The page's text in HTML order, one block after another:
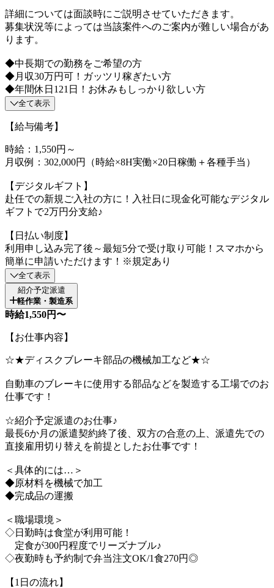
詳細については面談時にご説明させていただきます。
募集状況等によっては当該案件へのご案内が難しい場合があ
ります。
◆中長期での勤務をご希望の方
◆月収30万円可！ガッツリ稼ぎたい方
◆年間休日121日！お休みもしっかり欲しい方
全て表示
【給与備考】
時給：1,550円～
月収例：302,000円（時給×8H実働×20日稼働＋各種手当）
【デジタルギフト】
赴任での新規ご入社の方に！入社日に現金化可能なデジタル
ギフトで2万円分支給♪
【日払い制度】
利用申し込み完了後～最短5分で受け取り可能！スマホから
簡単に申請いただけます！※規定あり
全て表示
紹介予定派遣
軽作業・製造系
時給1,550円〜
【お仕事内容】
☆★ディスクブレーキ部品の機械加工など★☆
自動車のブレーキに使用する部品などを製造する工場でのお
仕事です！
☆紹介予定派遣のお仕事♪
最長6か月の派遣契約終了後、双方の合意の上、派遣先での
直接雇用切り替えを前提としたお仕事です！
＜具体的には…＞
◆原材料を機械で加工
◆完成品の運搬
＜職場環境＞
◇日勤時は食堂が利用可能！
定食が300円程度でリーズナブル♪
◇夜勤時も予約制で弁当注文OK/1食270円◎
【1日の流れ】